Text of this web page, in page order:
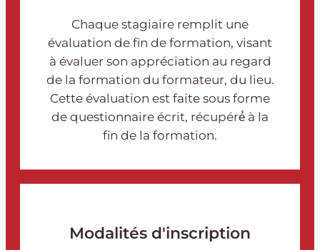
Chaque stagiaire remplit une
évaluation de fin de formation, visant
à évaluer son appréciation au regard
de la formation du formateur, du lieu.
Cette évaluation est faite sous forme
de questionnaire écrit, récupéré́ à la
fin de la formation.
Modalités d'inscription